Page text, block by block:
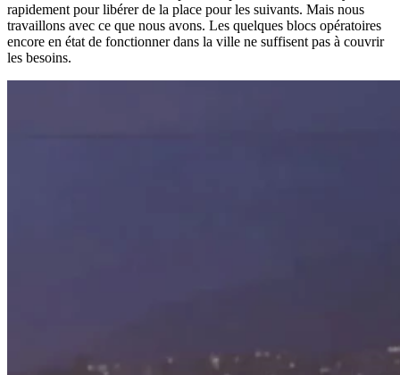
rapidement pour libérer de la place pour les suivants. Mais nous
travaillons avec ce que nous avons. Les quelques blocs opératoires
encore en état de fonctionner dans la ville ne suffisent pas à couvrir
les besoins.